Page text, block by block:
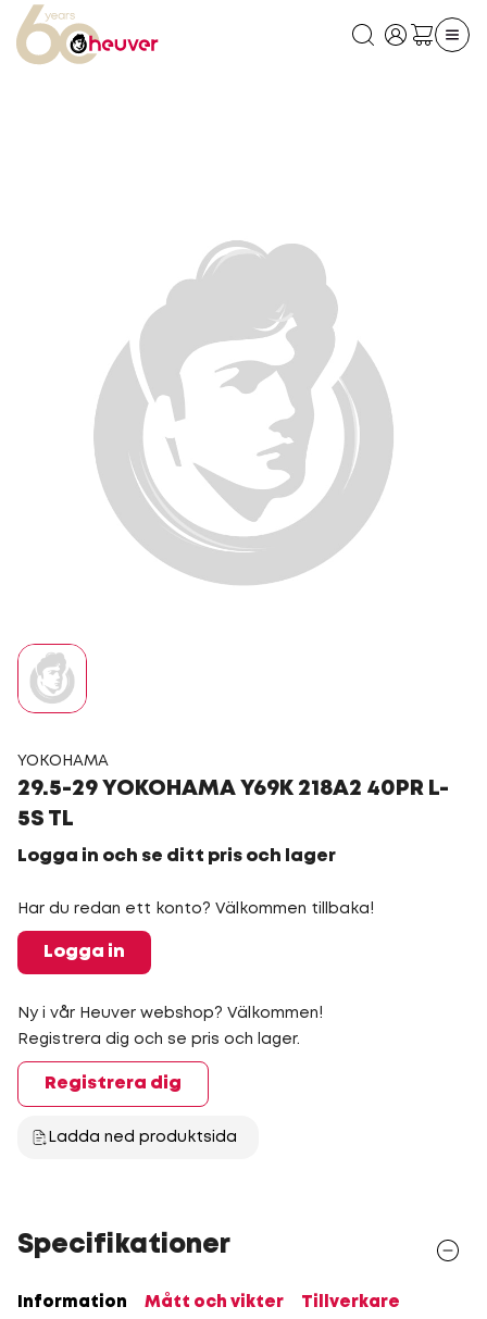
YOKOHAMA
29.5-29 YOKOHAMA Y69K 218A2 40PR L-
5S TL
Logga in och se ditt pris och lager
Har du redan ett konto? Välkommen tillbaka!
Logga in
Ny i vår Heuver webshop? Välkommen!
Registrera dig och se pris och lager.
Registrera dig
Ladda ned produktsida
Specifikationer
Information Mått och vikter Tillverkare